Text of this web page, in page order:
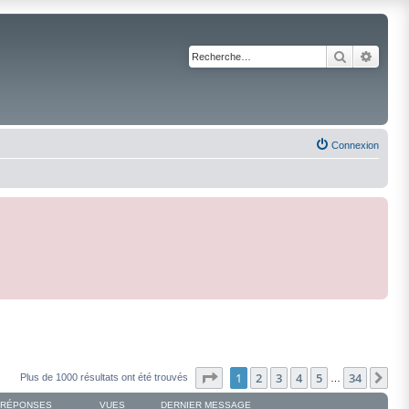
Rechercher
Connexion
Plus de 1000 résultats ont été trouvés Page sur34
1 2 3 4 5 34
RÉPONSES VUES DERNIER MESSAGE